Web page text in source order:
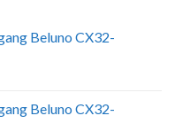
Beluno CX32-
Beluno CX32-